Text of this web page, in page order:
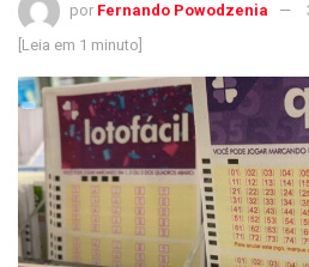
por Fernando Powodzenia
[Leia em 1 minuto]